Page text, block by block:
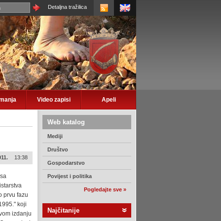
Detaljna tražilica
Video zapisi Apeli
Web katalog
Mediji
Društvo
Gospodarstvo
Povijest i politika
Pogledajte sve »
Najčitanije
13:38
prvu fazu
koji
izdanju